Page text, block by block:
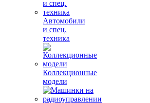
Автомобили
и спец.
техника
Коллекционные
модели